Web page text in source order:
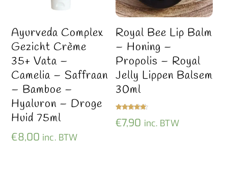
Ayurveda Complex
Gezicht Crème
35+ Vata –
Camelia – Saffraan
– Bamboe –
Hyaluron – Droge
Huid 75ml
€8,00 inc. BTW
Royal Bee Lip Balm
– Honing –
Propolis – Royal
Jelly Lippen Balsem
30ml
d
5.00
€7,90 inc. BTW